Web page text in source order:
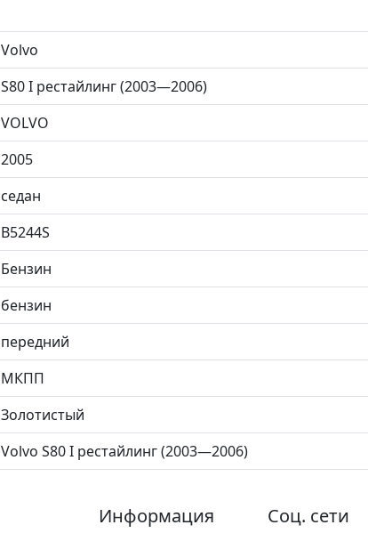
Volvo
S80 I рестайлинг (2003—2006)
VOLVO
2005
седан
B5244S
Бензин
бензин
передний
МКПП
Золотистый
Volvo S80 I рестайлинг (2003—2006)
Информация Соц. сети